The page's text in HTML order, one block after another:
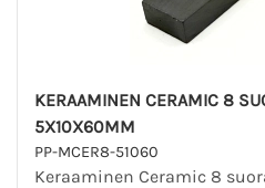
KERAAMINEN CERAMIC 8
5X10X60MM
PP-MCER8-51060
Keraaminen Ceramic 8